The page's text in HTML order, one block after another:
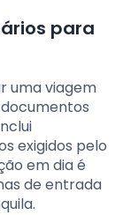
para
uma viagem
exigidos pelo
em dia é
de entrada